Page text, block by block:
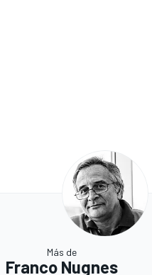
Más de
Franco Nugnes